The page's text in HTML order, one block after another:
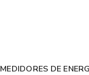
MEDIDORES DE